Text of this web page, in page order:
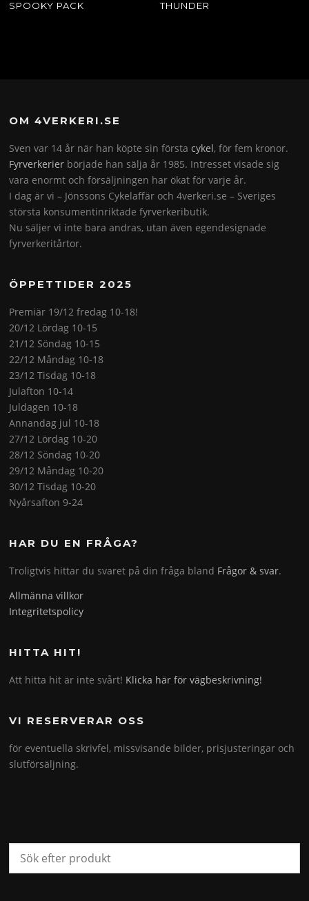
SPOOKY PACK THUNDER
OM 4VERKERI.SE
Sven var 14 år när han köpte sin förstacykel, för fem kronor.
Fyrverkerier började han sälja år 1985. Intresset visade sig
vara enormt och försäljningen har ökat för varje år.
I dag är vi – Jönssons Cykelaffär och 4verkeri.se – Sveriges
största konsumentinriktade fyrverkeributik.
Nu säljer vi inte bara andras, utan även egendesignade
fyrverkeritårtor.
ÖPPETTIDER 2025
Premiär 19/12 fredag 10-18!
20/12 Lördag 10-15
21/12 Söndag 10-15
22/12 Måndag 10-18
23/12 Tisdag 10-18
Julafton 10-14
Juldagen 10-18
Annandag jul 10-18
27/12 Lördag 10-20
28/12 Söndag 10-20
29/12 Måndag 10-20
30/12 Tisdag 10-20
Nyårsafton 9-24
HAR DU EN FRÅGA?
Troligtvis hittar du svaret på din fråga bland Frågor & svar.
Allmänna villkor
Integritetspolicy
HITTA HIT!
Att hitta hit är inte svårt! Klicka här för vägbeskrivning!
VI RESERVERAR OSS
för eventuella skrivfel, missvisande bilder, prisjusteringar och
slutförsäljning.